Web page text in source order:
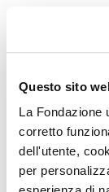
Questo sito
La Fondazione
corretto
dell'utente,
per